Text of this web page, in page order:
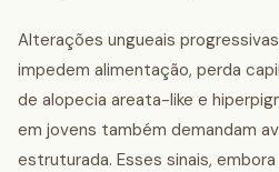
Alterações ungueais
impedem alimentação, perda
de alopecia areata-like e
em jovens também demandam
estruturada. Esses sinais,